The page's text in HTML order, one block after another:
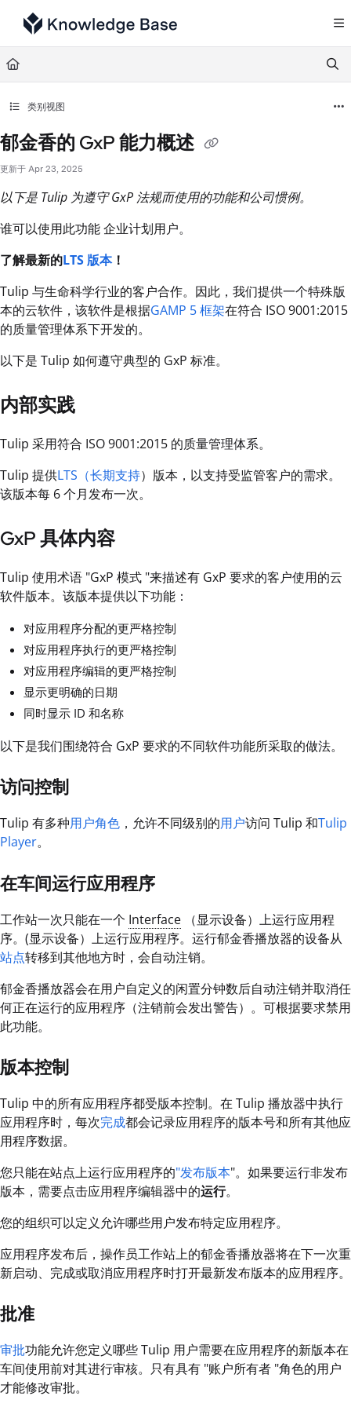
Documentation Index
Fetch the complete documentation index at:
Use this file to discover all available pages before exploring further.
类别视图
郁金香的 GxP 能力概述
更新于 Apr 23, 2025
以下是 Tulip 为遵守 GxP 法规而使用的功能和公司惯例。
谁可以使用此功能 企业计划用户。
了解最新的LTS 版本！
Tulip 与生命科学行业的客户合作。因此，我们提供一个特殊版
本的云软件，该软件是根据GAMP 5 框架在符合 ISO 9001:2015
的质量管理体系下开发的。
以下是 Tulip 如何遵守典型的 GxP 标准。
内部实践
Tulip 采用符合 ISO 9001:2015 的质量管理体系。
Tulip 提供LTS（长期支持）版本，以支持受监管客户的需求。
该版本每 6 个月发布一次。
GxP 具体内容
Tulip 使用术语 "GxP 模式 "来描述有 GxP 要求的客户使用的云
软件版本。该版本提供以下功能：
对应用程序分配的更严格控制
对应用程序执行的更严格控制
对应用程序编辑的更严格控制
显示更明确的日期
同时显示 ID 和名称
以下是我们围绕符合 GxP 要求的不同软件功能所采取的做法。
访问控制
Tulip 有多种用户角色 ，允许不同级别的用户访问 Tulip 和Tulip
Player。
在车间运行应用程序
工作站一次只能在一个 Interface （显示设备）上运行应用程
序。(显示设备）上运行应用程序。运行郁金香播放器的设备从
站点转移到其他地方时，会自动注销。
郁金香播放器会在用户自定义的闲置分钟数后自动注销并取消任
何正在运行的应用程序（注销前会发出警告）。可根据要求禁用
此功能。
版本控制
Tulip 中的所有应用程序都受版本控制。在 Tulip 播放器中执行
应用程序时，每次完成都会记录应用程序的版本号和所有其他应
用程序数据。
您只能在站点上运行应用程序的"发布版本"。如果要运行非发布
版本，需要点击应用程序编辑器中的运行。
您的组织可以定义允许哪些用户发布特定应用程序。
应用程序发布后，操作员工作站上的郁金香播放器将在下一次重
新启动、完成或取消应用程序时打开最新发布版本的应用程序。
批准
审批功能允许您定义哪些 Tulip 用户需要在应用程序的新版本在
车间使用前对其进行审核。只有具有 "账户所有者 "角色的用户
才能修改审批。